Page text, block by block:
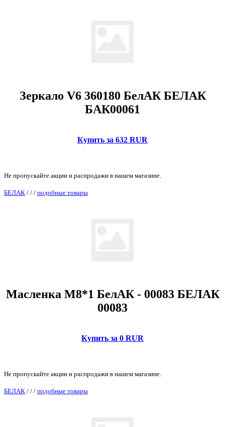
Зеркало V6 360180 БелАК БЕЛАК
БАК00061
Купить за 632 RUR
Не пропускайте акции и распродажи в нашем магазине.
БЕЛАК / / / подобные товары
Масленка M8*1 БелАК - 00083 БЕЛАК
00083
Купить за 0 RUR
Не пропускайте акции и распродажи в нашем магазине.
БЕЛАК / / / подобные товары